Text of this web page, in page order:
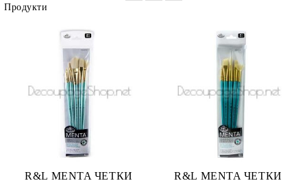
Продукти
R&L MENTA ЧЕТКИ
R&L MENTA ЧЕТКИ